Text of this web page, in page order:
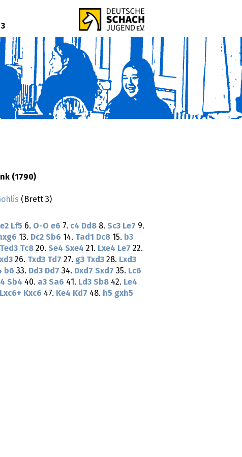
(1790)
(Brett 3)
Lf5 6. O-O e6 7. c4 Dd8 8. Sc3 Le7 9.
13. Dc2 Sb6 14. Tad1 Dc8 15. b3
Ted3 Tc8 20. Se4 Sxe4 21. Lxe4 Le7 22.
26. Txd3 Td7 27. g3 Txd3 28. Lxd3
b6 33. Dd3 Dd7 34. Dxd7 Sxd7 35. Lc6
Sb4 40. a3 Sa6 41. Ld3 Sb8 42. Le4
Lxc6+ Kxc6 47. Ke4 Kd7 48. h5 gxh5